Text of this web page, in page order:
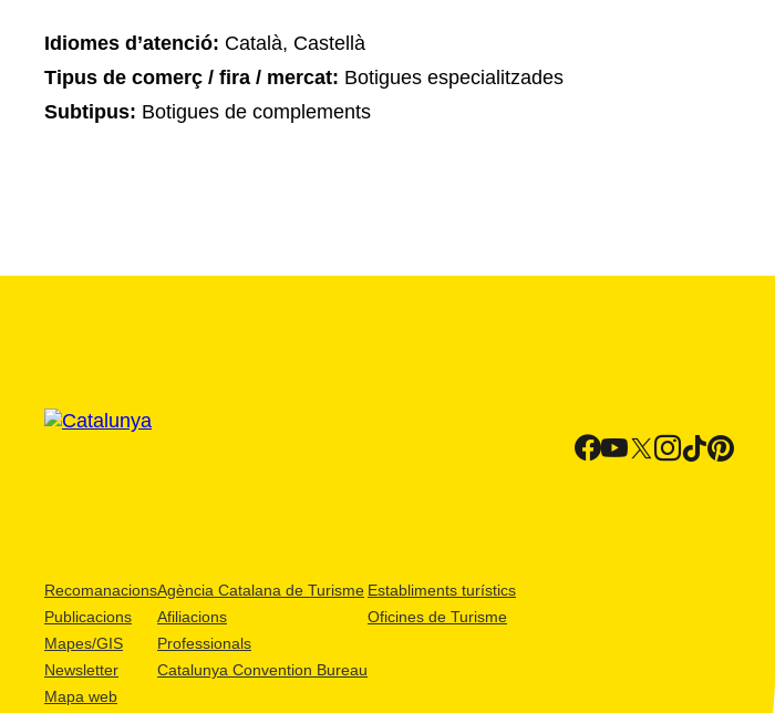
Idiomes d’atenció: Català, Castellà
Tipus de comerç / fira / mercat: Botigues especialitzades
Subtipus: Botigues de complements
Recomanacions
Publicacions
Mapes/GIS
Newsletter
Mapa web
Agència Catalana de Turisme
Afiliacions
Professionals
Catalunya Convention Bureau
Establiments turístics
Oficines de Turisme